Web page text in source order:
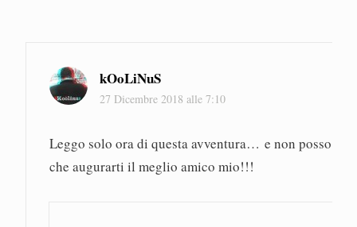
kOoLiNuS
27 Dicembre 2018 alle 7:10
Leggo solo ora di questa avventura… e non posso
che augurarti il meglio amico mio!!!